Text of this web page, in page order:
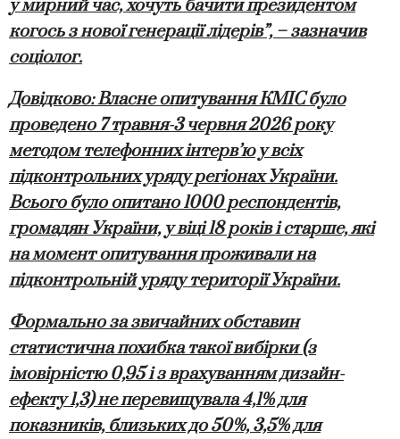
у мирний час, хочуть бачити президентом
когось з нової генерації лідерів”, – зазначив
соціолог.
Довідково:Власне опитування КМІС було
проведено 7 травня-3 червня 2026 року
методом телефонних інтерв’ю у всіх
підконтрольних уряду регіонах України.
Всього було опитано 1000 респондентів,
громадян України, у віці 18 років і старше, які
на момент опитування проживали на
підконтрольній уряду території України.
Формально за звичайних обставин
статистична похибка такої вибірки (з
імовірністю 0,95 і з врахуванням дизайн-
ефекту 1,3) не перевищувала 4,1% для
показників, близьких до 50%, 3,5% для